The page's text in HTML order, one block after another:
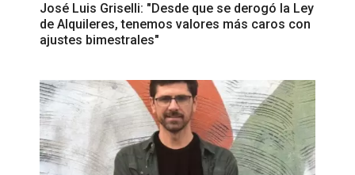
José Luis Griselli: "Desde que se derogó la Ley
de Alquileres, tenemos valores más caros con
ajustes bimestrales"